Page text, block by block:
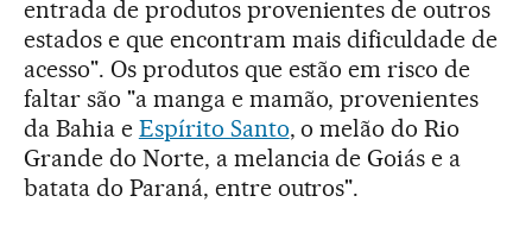
entrada de produtos provenientes de outros
estados e que encontram mais dificuldade de
acesso". Os produtos que estão em risco de
faltar são "a manga e mamão, provenientes
da Bahia e Espírito Santo, o melão do Rio
Grande do Norte, a melancia de Goiás e a
batata do Paraná, entre outros".